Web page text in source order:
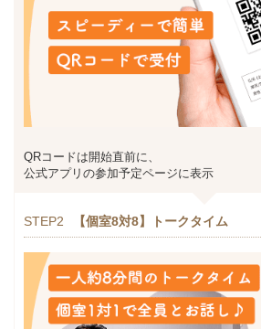
QRコードは開始直前に、
公式アプリの参加予定ページに表示
STEP2 【個室8対8】トークタイム